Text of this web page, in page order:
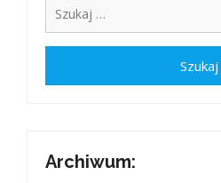
Archiwum: